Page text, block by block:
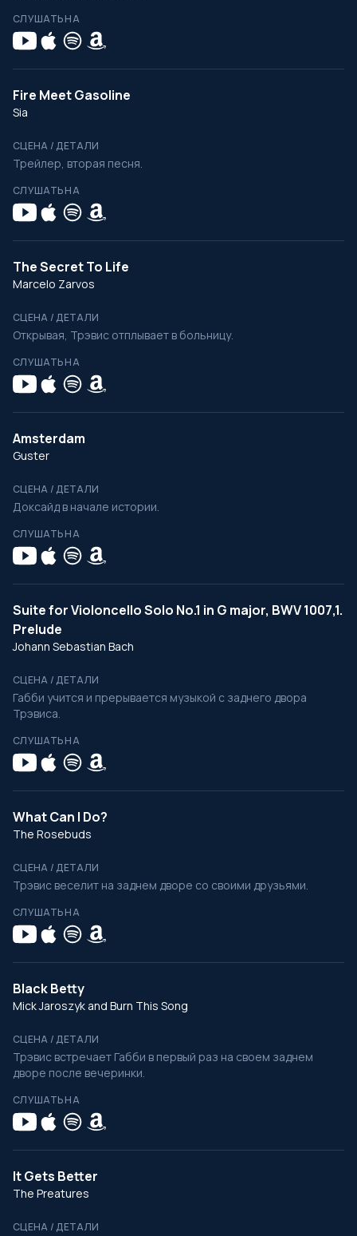
СЛУШАТЬ НА
Fire Meet Gasoline
Sia
СЦЕНА / ДЕТАЛИ
Трейлер, вторая песня.
СЛУШАТЬ НА
The Secret To Life
Marcelo Zarvos
СЦЕНА / ДЕТАЛИ
Открывая, Трэвис отплывает в больницу.
СЛУШАТЬ НА
Amsterdam
Guster
СЦЕНА / ДЕТАЛИ
Доксайд в начале истории.
СЛУШАТЬ НА
Suite for Violoncello Solo No.1 in G major, BWV 1007,1.
Prelude
Johann Sebastian Bach
СЦЕНА / ДЕТАЛИ
Габби учится и прерывается музыкой с заднего двора
Трэвиса.
СЛУШАТЬ НА
What Can I Do?
The Rosebuds
СЦЕНА / ДЕТАЛИ
Трэвис веселит на заднем дворе со своими друзьями.
СЛУШАТЬ НА
Black Betty
Mick Jaroszyk and Burn This Song
СЦЕНА / ДЕТАЛИ
Трэвис встречает Габби в первый раз на своем заднем
дворе после вечеринки.
СЛУШАТЬ НА
It Gets Better
The Preatures
СЦЕНА / ДЕТАЛИ